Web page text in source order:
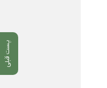
پست قبلی